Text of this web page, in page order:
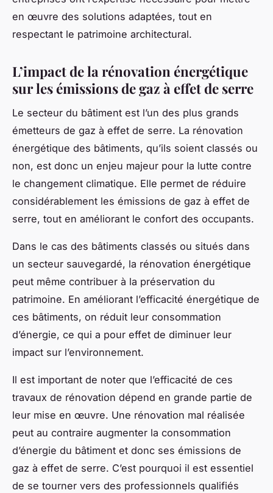
en œuvre des solutions adaptées, tout en
respectant le patrimoine architectural.
L’impact de la rénovation énergétique
sur les émissions de gaz à effet de serre
Le secteur du bâtiment est l’un des plus grands
émetteurs de gaz à effet de serre. La rénovation
énergétique des bâtiments, qu’ils soient classés ou
non, est donc un enjeu majeur pour la lutte contre
le changement climatique. Elle permet de réduire
considérablement les émissions de gaz à effet de
serre, tout en améliorant le confort des occupants.
Dans le cas des bâtiments classés ou situés dans
un secteur sauvegardé, la rénovation énergétique
peut même contribuer à la préservation du
patrimoine. En améliorant l’efficacité énergétique de
ces bâtiments, on réduit leur consommation
d’énergie, ce qui a pour effet de diminuer leur
impact sur l’environnement.
Il est important de noter que l’efficacité de ces
travaux de rénovation dépend en grande partie de
leur mise en œuvre. Une rénovation mal réalisée
peut au contraire augmenter la consommation
d’énergie du bâtiment et donc ses émissions de
gaz à effet de serre. C’est pourquoi il est essentiel
de se tourner vers des professionnels qualifiés